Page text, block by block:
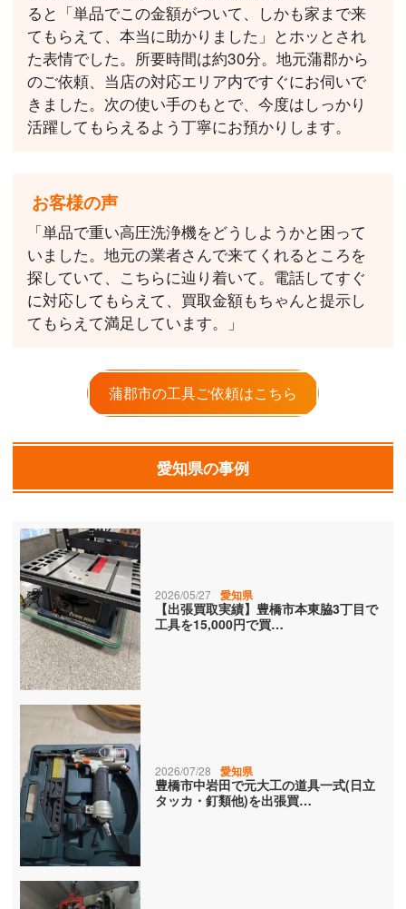
ると「単品でこの金額がついて、しかも家まで来
てもらえて、本当に助かりました」とホッとされ
た表情でした。所要時間は約30分。地元蒲郡から
のご依頼、当店の対応エリア内ですぐにお伺いで
きました。次の使い手のもとで、今度はしっかり
活躍してもらえるよう丁寧にお預かりします。
お客様の声
「単品で重い高圧洗浄機をどうしようかと困って
いました。地元の業者さんで来てくれるところを
探していて、こちらに辿り着いて。電話してすぐ
に対応してもらえて、買取金額もちゃんと提示し
てもらえて満足しています。」
蒲郡市の工具ご依頼はこちら
愛知県の事例
2026/05/27 愛知県
【出張買取実績】豊橋市本東脇3丁目で
工具を15,000円で買…
2026/07/28 愛知県
豊橋市中岩田で元大工の道具一式(日立
タッカ・釘類他)を出張買…